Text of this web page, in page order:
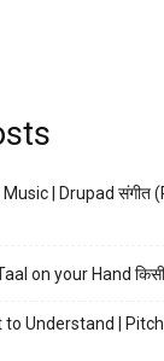
| Drupad संगीत
on your Hand किसी
Understand |